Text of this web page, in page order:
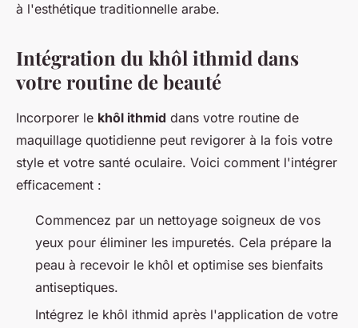
à l'esthétique traditionnelle arabe.
Intégration du khôl ithmid dans
votre routine de beauté
Incorporer le khôl ithmid dans votre routine de
maquillage quotidienne peut revigorer à la fois votre
style et votre santé oculaire. Voici comment l'intégrer
efficacement :
Commencez par un nettoyage soigneux de vos
yeux pour éliminer les impuretés. Cela prépare la
peau à recevoir le khôl et optimise ses bienfaits
antiseptiques.
Intégrez le khôl ithmid après l'application de votre